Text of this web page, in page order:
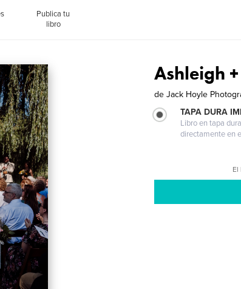
Publica tu
libro
Ashleigh
de Jack Hoyle
TAPA DURA
Libro en tapa
directamente en
El